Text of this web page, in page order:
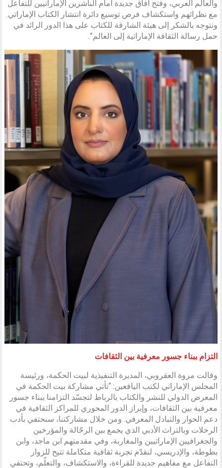
والعالم العربي، وفتح آفاق جديدة أمام الناشرين الإماراتيين للتفاعل
مع نظرائهم واستكشاف فرص توسيع دائرة انتشار الكتاب الإماراتي.
ونتوجه بالشكر إلى هيئة الشارقة للكتاب على هذا الدور الرائد في
حمل رسالة الثقافة الإماراتية إلى العالم”.
التزام ببناء جسور معرفية بين الثقافات
وقالت مروة العقروبي، المديرة التنفيذية لبيت الحكمة، ورئيسة
المجلس الإماراتي لكتب اليافعين: “تأتي مشاركة بيت الحكمة في
المعرض الدولي للنشر والكتاب بالرباط لتجسّد التزامنا ببناء جسور
معرفية بين الثقافات، وإبراز الدور المحوري للمراكز الثقافية في
دعم الحوار والتبادل المعرفي. ومن خلال مشاركتنا، سنحتفي بأدب
الرحلات وبالتراث الأدبي الذي يجمع بين الرحّالة والمؤرخين
والجغرافيين الإماراتيين والمغاربة، وفي مقدمتهم ابن ماجد، وابن
بطوطة، والإدريسي، لنقدّم تجربة ثقافية متكاملة تتيح للزوار
التفاعل مع مفاهيم جديدة للقراءة، والاستكشاف، والتعلّم، وتحتفي